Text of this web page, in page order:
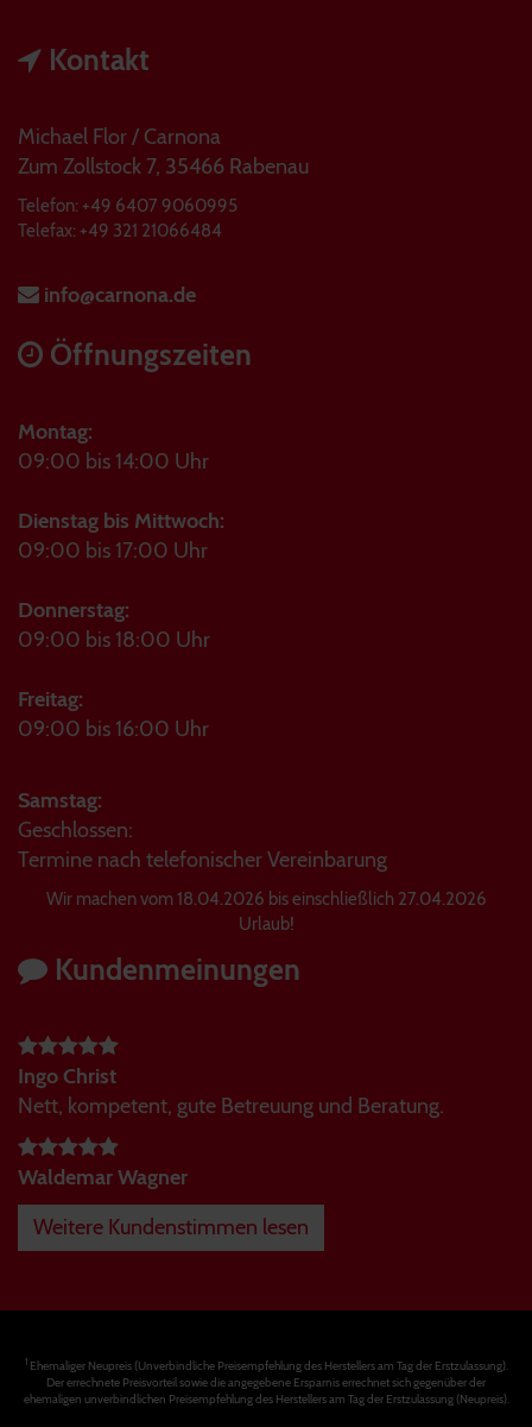
Kontakt
Michael Flor / Carnona
Zum Zollstock 7, 35466 Rabenau
Telefon: +49 6407 9060995
Telefax: +49 321 21066484
info@carnona.de
Öffnungszeiten
Montag:
09:00 bis 14:00 Uhr
Dienstag bis Mittwoch:
09:00 bis 17:00 Uhr
Donnerstag:
09:00 bis 18:00 Uhr
Freitag:
09:00 bis 16:00 Uhr
Samstag:
Geschlossen:
Termine nach telefonischer Vereinbarung
Wir machen vom 18.04.2026 bis einschließlich 27.04.2026
Urlaub!
Kundenmeinungen
Ingo Christ
Nett, kompetent, gute Betreuung und Beratung.
Waldemar Wagner
Weitere Kundenstimmen lesen
1Ehemaliger Neupreis (Unverbindliche Preisempfehlung des Herstellers am Tag der Erstzulassung).
Der errechnete Preisvorteil sowie die angegebene Ersparnis errechnet sich gegenüber der
ehemaligen unverbindlichen Preisempfehlung des Herstellers am Tag der Erstzulassung (Neupreis).